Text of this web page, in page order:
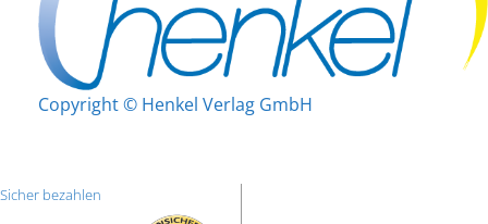
Copyright © Henkel Verlag GmbH
Sicher bezahlen